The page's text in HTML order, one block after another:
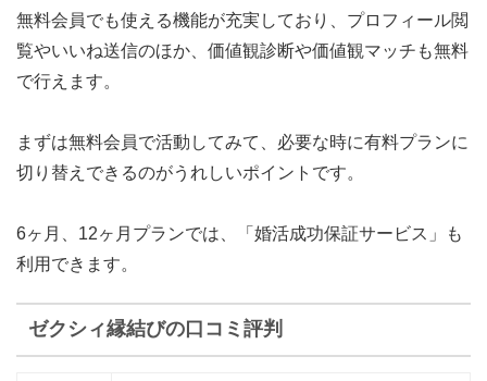
無料会員でも使える機能が充実 しており、プロフィール閲
覧やいいね送信のほか、価値観診断や価値観マッチも無料
で行えます。
まずは無料会員で活動してみて、必要な時に有料プランに
切り替えできるのがうれしいポイントです。
6ヶ月、12ヶ月プランでは 、「婚活成功保証サービス」
も
利用できます。
ゼクシィ縁結びの口コミ評判